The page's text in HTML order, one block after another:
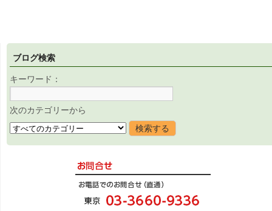
ブログ検索
キーワード：
次のカテゴリーから